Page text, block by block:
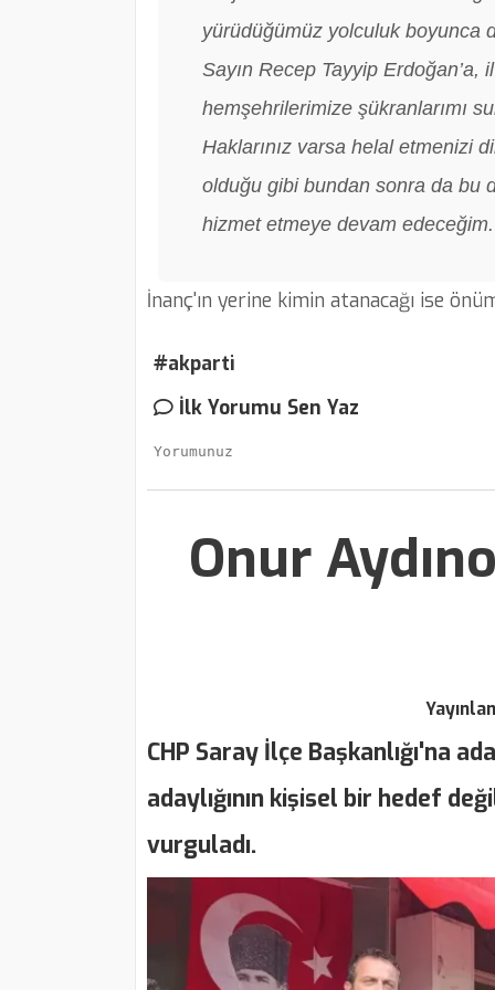
yürüdüğümüz yolculuk boyunca
Sayın Recep Tayyip Erdoğan’a,
hemşehrilerimize şükranlarımı
Haklarınız varsa helal etmenizi
olduğu gibi bundan sonra da bu
hizmet etmeye devam edeceğim.
İnanç'ın yerine kimin atanacağı ise
#akparti
İlk Yorumu Sen Yaz
Onur
CHP Saray İlçe Başkanlığı'na
adaylığının kişisel bir hedef
vurguladı.